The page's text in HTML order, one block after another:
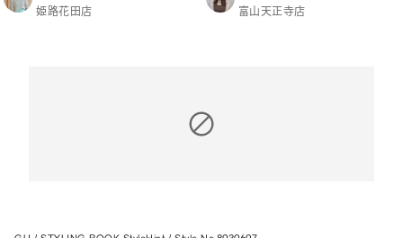
姫路花田店
富山天正寺店